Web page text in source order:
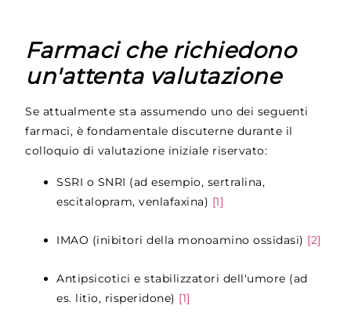
Farmaci che richiedono
un'attenta valutazione
Se attualmente sta assumendo uno dei seguenti
farmaci, è fondamentale discuterne durante il
colloquio di valutazione iniziale riservato:
SSRI o SNRI (ad esempio, sertralina,
escitalopram, venlafaxina) [1]
IMAO (inibitori della monoamino ossidasi) [2]
Antipsicotici e stabilizzatori dell'umore (ad
es. litio, risperidone) [1]